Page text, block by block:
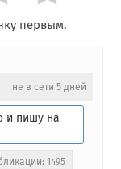
первым.
не в сети 5 дней
и пишу на
1495